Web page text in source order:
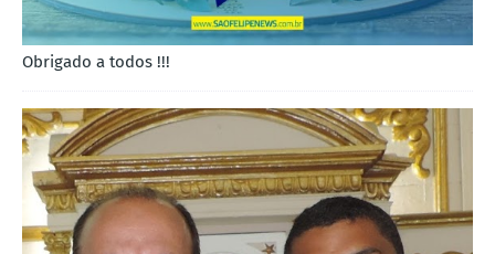
Obrigado a todos !!!